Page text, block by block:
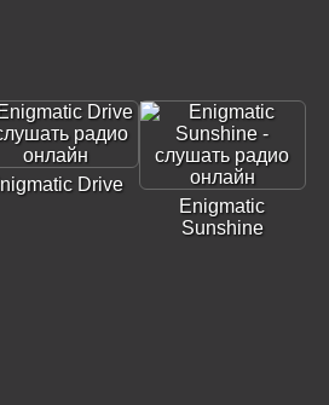
Drive
Enigmatic
Sunshine